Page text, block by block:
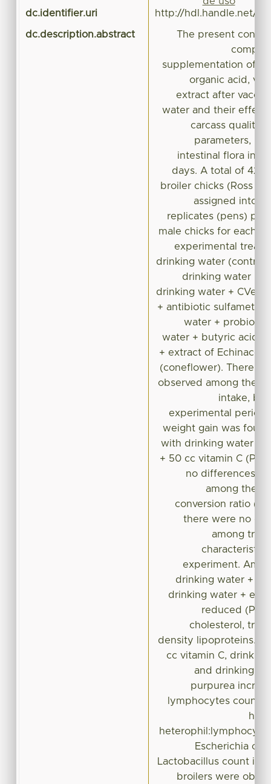
dc.identifier.uri http://hdl.handle.net/
dc.description.abstract
The present
supplementation of
organic acid,
extract after
water and their
carcass quality,
parameters,
intestinal flora in
days. A total of 420
broiler chicks (Ross
assigned into 7
replicates (pens)
male chicks for each
experimental
drinking water
drinking water +
drinking water + CVet-
+ antibiotic sulfamet +
water + probiotic
water + butyric acid;
+ extract of Echinacea
(coneflower). There
observed among the
intake,
experimental
weight gain was
with drinking water +
+ 50 cc vitamin C (P <
no differences
among the
conversion ratio (P
there were no
among
experiment.
drinking water +
drinking water +
reduced (P <
cholesterol,
density lipoproteins.
cc vitamin C,
and drinking
purpurea
lymphocytes count
heterophil:lymphocyte
Escherichia
Lactobacillus count in
broilers were